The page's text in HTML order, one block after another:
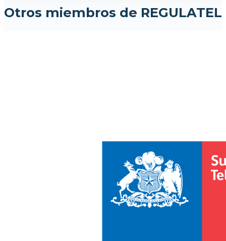
Otros miembros de REGULATEL